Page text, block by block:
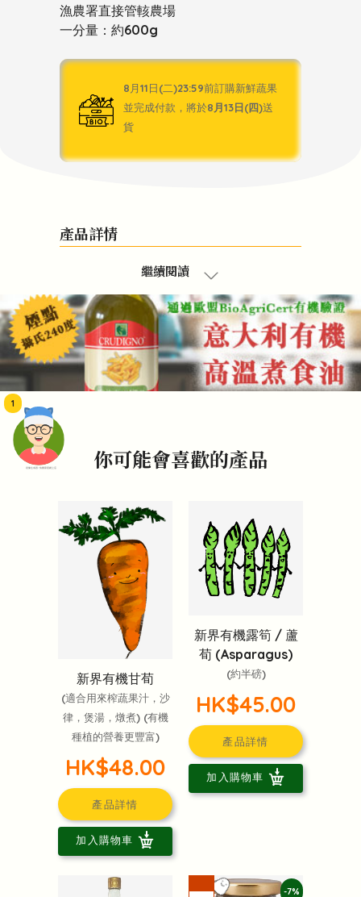
頭像生成器: 快樂家庭網上店
1
漁農署直接管輆農場
一分量：約600g
8月11日(二)23:59前訂購新鮮蔬果
並完成付款，將於8月13日(四)送
貨
產品詳情
繼續閱讀
你可能會喜歡的產品
新界有機甘荀
(適合用來榨蔬果汁，沙
律，煲湯，燉煮) (有機
種植的營養更豐富)
HK$48.00
產品詳情
加入購物車
新界有機露筍 / 蘆
荀 (Asparagus)
(約半磅)
HK$45.00
產品詳情
加入購物車
-7%